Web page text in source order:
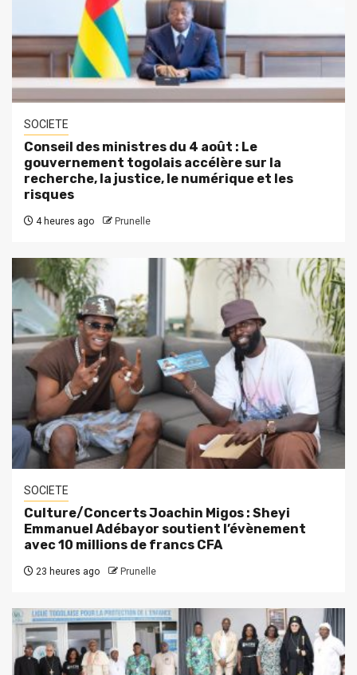
SOCIETE
Conseil des ministres du 4 août : Le
gouvernement togolais accélère sur la
recherche, la justice, le numérique et les
risques
4 heures ago Prunelle
SOCIETE
Culture/Concerts Joachin Migos : Sheyi
Emmanuel Adébayor soutient l’évènement
avec 10 millions de francs CFA
23 heures ago Prunelle